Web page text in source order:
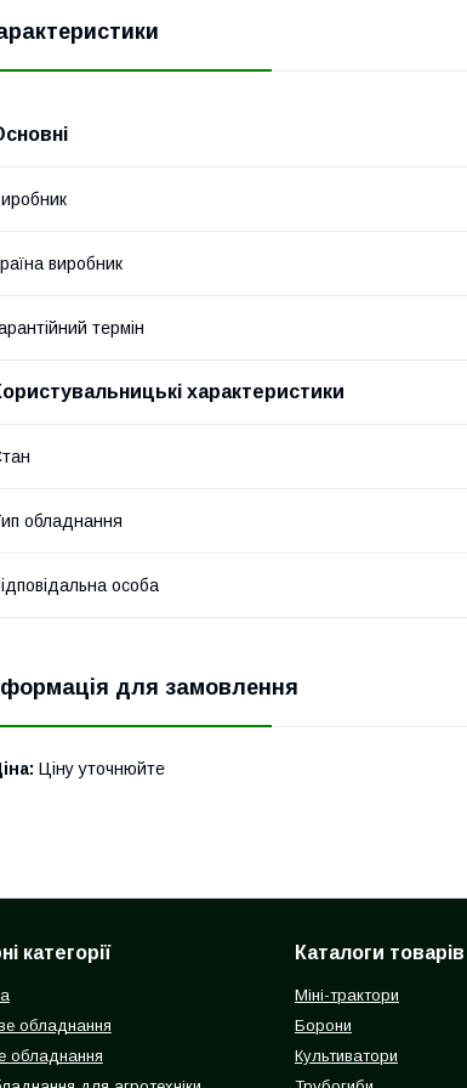
виробник
термін
характеристики
обладнання
особа
для замовлення
Ціну уточнюйте
категорії
обладнання
обладнання
Каталоги товарів
Міні-трактори
Борони
Культиватори